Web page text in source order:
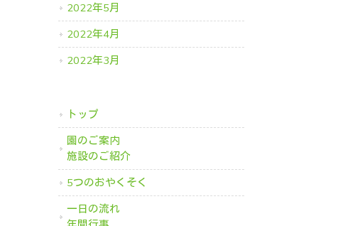
2022年5月
2022年4月
2022年3月
トップ
園のご案内
施設のご紹介
5つのおやくそく
一日の流れ